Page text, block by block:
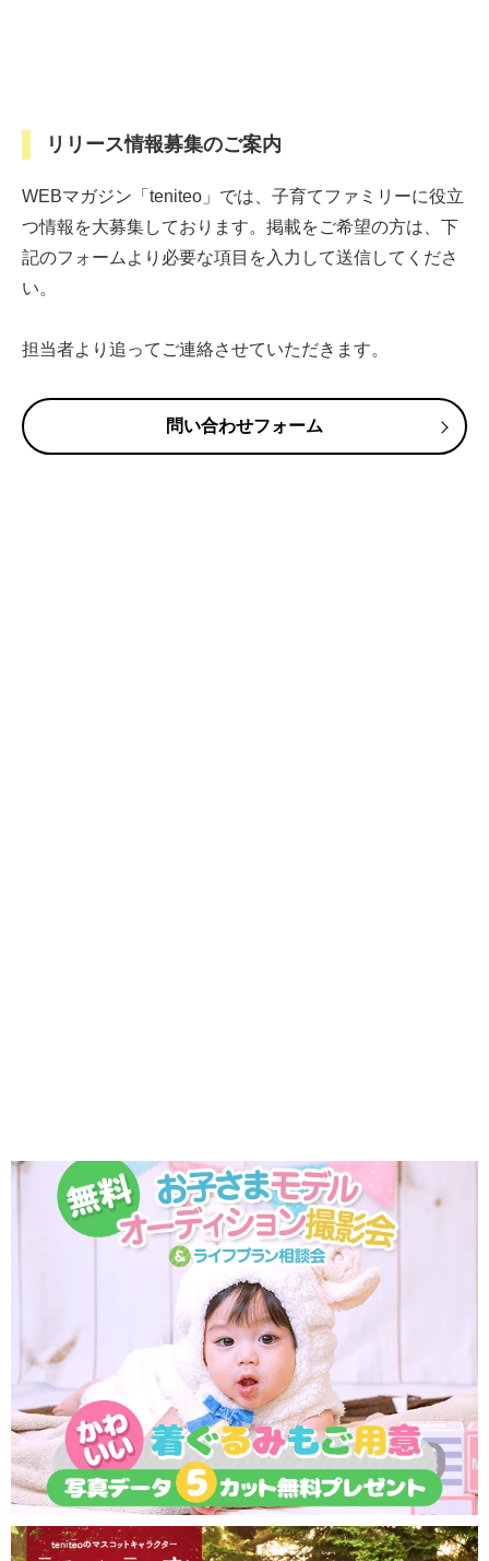
リリース情報募集のご案内
WEBマガジン「teniteo」では、子育てファミリーに役立
つ情報を大募集しております。掲載をご希望の方は、下
記のフォームより必要な項目を入力して送信してくださ
い。
担当者より追ってご連絡させていただきます。
問い合わせフォーム